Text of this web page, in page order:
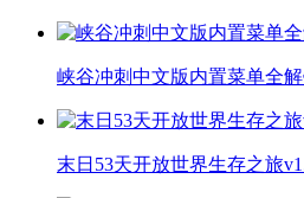
峡谷冲刺中文版内置菜单全解
末日53天开放世界生存之旅